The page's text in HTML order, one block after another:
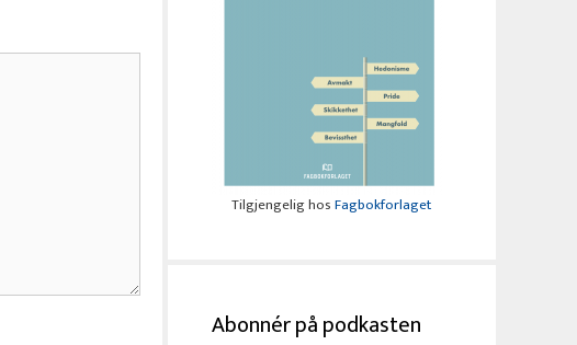
Tilgjengelig hosFagbokforlaget
Abonnér på podkasten